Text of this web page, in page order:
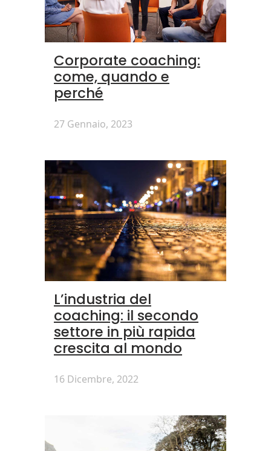
Corporate coaching:
come, quando e
perché
27 Gennaio, 2023
L’industria del
coaching: il secondo
settore in più rapida
crescita al mondo
16 Dicembre, 2022